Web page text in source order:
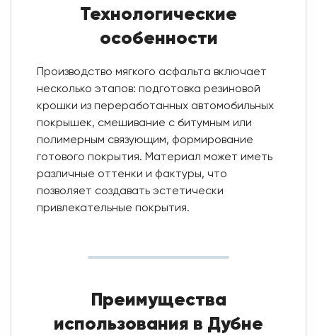
Технологические
особенности
Производство мягкого асфальта включает
несколько этапов: подготовка резиновой
крошки из переработанных автомобильных
покрышек, смешивание с битумным или
полимерным связующим, формирование
готового покрытия. Материал может иметь
различные оттенки и фактуры, что
позволяет создавать эстетически
привлекательные покрытия.
Преимущества
использования в Дубне